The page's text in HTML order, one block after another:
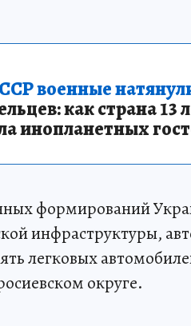
военные
как страна 13
инопланетных
формирований
инфраструктуры,
легковых
округе.